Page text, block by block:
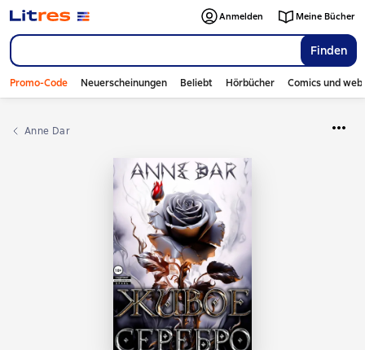
Finden
Anmelden Meine Bücher
Promo-Code Neuerscheinungen Beliebt Hörbücher Comics und
Anne Dar